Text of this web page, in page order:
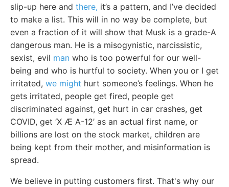
slip-up here and there, it’s a pattern, and I’ve decided
to make a list. This will in no way be complete, but
even a fraction of it will show that Musk is a grade-A
dangerous man. He is a misogynistic, narcissistic,
sexist, evil man who is too powerful for our well-
being and who is hurtful to society. When you or I get
irritated, we might hurt someone’s feelings. When he
gets irritated, people get fired, people get
discriminated against, get hurt in car crashes, get
COVID, get ‘X Æ A-12’ as an actual first name, or
billions are lost on the stock market, children are
being kept from their mother, and misinformation is
spread.
We believe in putting customers first. That's why our